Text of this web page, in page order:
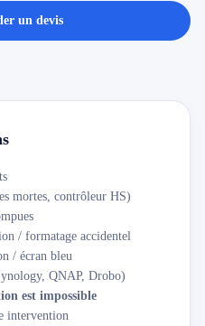
un devis
mortes, contrôleur HS)
/ formatage accidentel
/ écran bleu
QNAP, Drobo)
est impossible
intervention